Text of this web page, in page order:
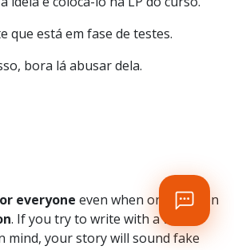
que está em fase de testes.
bora lá abusar dela.
everyone even when only written
. If you try to write with a wide,
mind, your story will sound fake